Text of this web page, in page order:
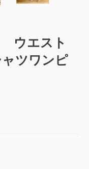
ウエスト
ツワンピ